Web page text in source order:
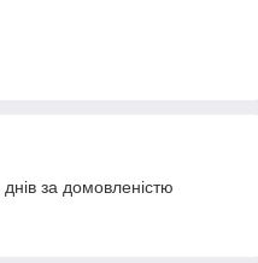
за домовленістю